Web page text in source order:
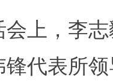
，李志
代表所